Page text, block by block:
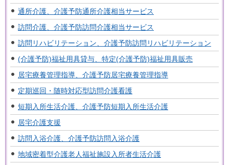
通所介護、介護予防通所介護相当サービス
訪問介護、介護予防訪問介護相当サービス
訪問リハビリテーション、介護予防訪問リハビリテーション
(介護予防)福祉用具貸与、特定(介護予防)福祉用具販売
居宅療養管理指導、介護予防居宅療養管理指導
定期巡回・随時対応型訪問介護看護
短期入所生活介護、介護予防短期入所生活介護
居宅介護支援
訪問入浴介護、介護予防訪問入浴介護
地域密着型介護老人福祉施設入所者生活介護